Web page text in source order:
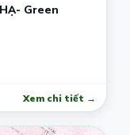
HẠ- Green
Xem chi tiết →